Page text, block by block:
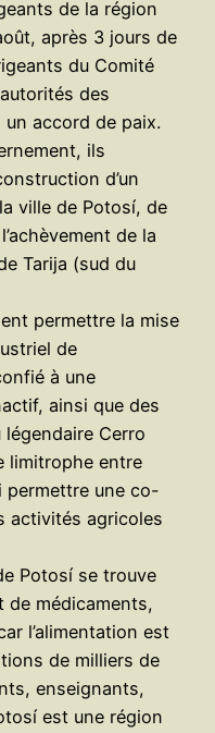
de la région
après 3 jours de
du Comité
des
accord de paix.
ils
d’un
ville de Potosí, de
de la
Tarija (sud du
permettre la mise
de
à une
ainsi que des
Cerro
limitrophe entre
permettre une co-
activités agricoles
Potosí se trouve
de médicaments,
l’alimentation est
de milliers de
enseignants,
est une région